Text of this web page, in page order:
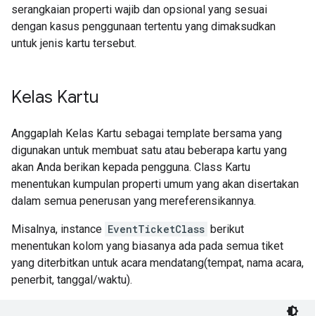
serangkaian properti wajib dan opsional yang sesuai
dengan kasus penggunaan tertentu yang dimaksudkan
untuk jenis kartu tersebut.
Kelas Kartu
Anggaplah Kelas Kartu sebagai template bersama yang
digunakan untuk membuat satu atau beberapa kartu yang
akan Anda berikan kepada pengguna. Class Kartu
menentukan kumpulan properti umum yang akan disertakan
dalam semua penerusan yang mereferensikannya.
Misalnya, instance EventTicketClass berikut
menentukan kolom yang biasanya ada pada semua tiket
yang diterbitkan untuk acara mendatang(tempat, nama acara,
penerbit, tanggal/waktu).